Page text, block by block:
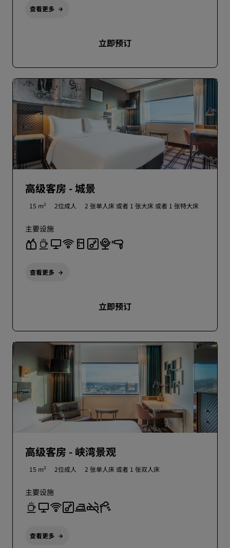
查看更多
立即预订
高级客房 - 城景
15 m² 2位成人 2 张单人床 或者 1 张大床 或者 1 张特大床
主要设施
查看更多
立即预订
高级客房 - 峡湾景观
15 m² 2位成人 2 张单人床 或者 1 张双人床
主要设施
查看更多